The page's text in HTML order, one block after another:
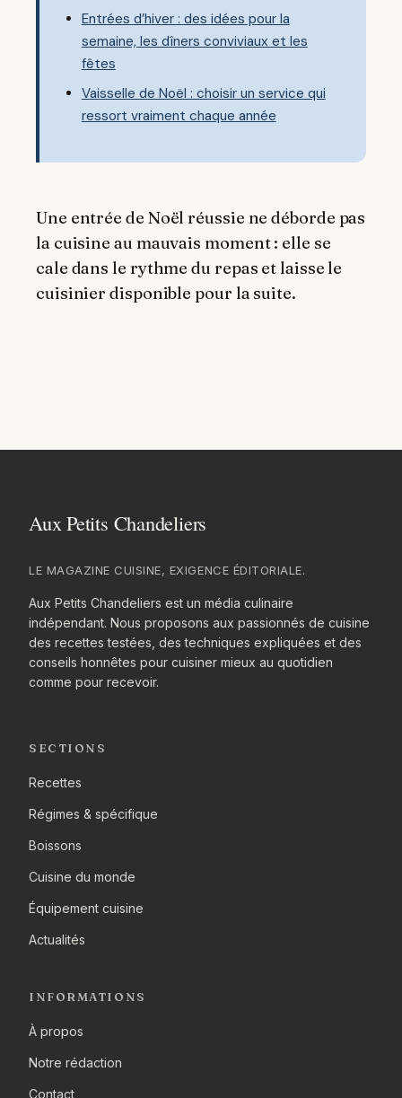
Entrées d’hiver : des idées pour la
semaine, les dîners conviviaux et les
fêtes
Vaisselle de Noël : choisir un service qui
ressort vraiment chaque année
Une entrée de Noël réussie ne déborde pas
la cuisine au mauvais moment : elle se
cale dans le rythme du repas et laisse le
cuisinier disponible pour la suite.
LE MAGAZINE CUISINE, EXIGENCE ÉDITORIALE.
Aux Petits Chandeliers est un média culinaire
indépendant. Nous proposons aux passionnés de cuisine
des recettes testées, des techniques expliquées et des
conseils honnêtes pour cuisiner mieux au quotidien
comme pour recevoir.
SECTIONS
Recettes
Régimes & spécifique
Boissons
Cuisine du monde
Équipement cuisine
Actualités
INFORMATIONS
À propos
Notre rédaction
Contact